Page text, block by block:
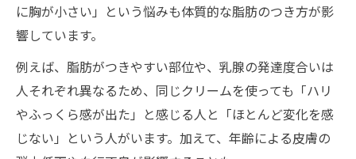
に胸が小さい」という悩みも体質的な脂肪のつき方が影
響しています。
例えば、脂肪がつきやすい部位や、乳腺の発達度合いは
人それぞれ異なるため、同じクリームを使っても「ハリ
やふっくら感が出た」と感じる人と「ほとんど変化を感
じない」という人がいます。加えて、年齢による皮膚の